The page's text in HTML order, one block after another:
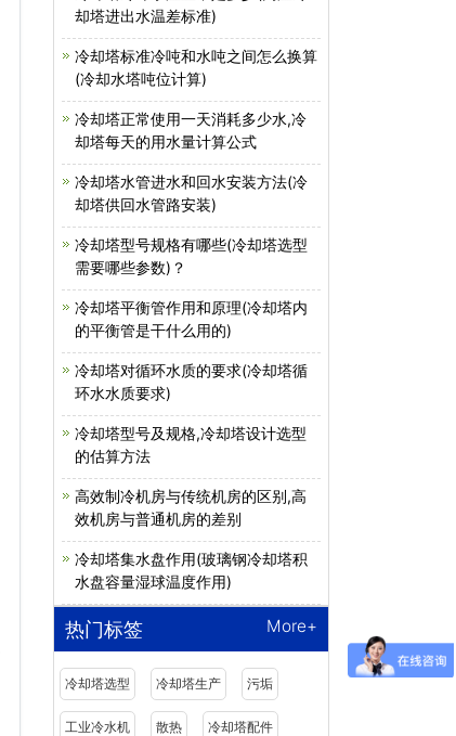
却塔进出水温差标准)
冷却塔标准冷吨和水吨之间怎么换算
(冷却水塔吨位计算)
冷却塔正常使用一天消耗多少水,冷
却塔每天的用水量计算公式
冷却塔水管进水和回水安装方法(冷
却塔供回水管路安装)
冷却塔型号规格有哪些(冷却塔选型
需要哪些参数)？
冷却塔平衡管作用和原理(冷却塔内
的平衡管是干什么用的)
冷却塔对循环水质的要求(冷却塔循
环水水质要求)
冷却塔型号及规格,冷却塔设计选型
的估算方法
高效制冷机房与传统机房的区别,高
效机房与普通机房的差别
冷却塔集水盘作用(玻璃钢冷却塔积
水盘容量湿球温度作用)
热门标签 More+
冷却塔选型 冷却塔生产 污垢
工业冷水机 散热 冷却塔配件